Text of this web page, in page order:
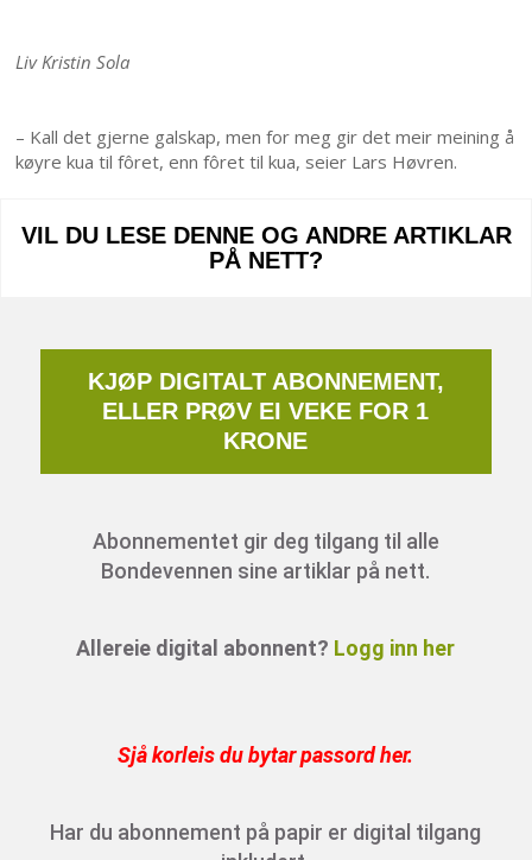
Liv Kristin Sola
– Kall det gjerne galskap, men for meg gir det meir meining å
køyre kua til fôret, enn fôret til kua, seier Lars Høvren.
VIL DU LESE DENNE OG ANDRE ARTIKLAR
PÅ NETT?
KJØP DIGITALT ABONNEMENT,
ELLER PRØV EI VEKE FOR 1
KRONE
Abonnementet gir deg tilgang til alle
Bondevennen sine artiklar på nett.
Allereie digital abonnent? Logg inn her
Sjå korleis du bytar passord her.
Har du abonnement på papir er digital tilgang